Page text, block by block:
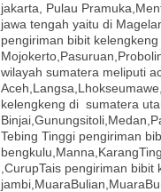
jakarta, Pulau
jawa tengah yaitu di
pengiriman bibit
wilayah sumatera meliputi
kelengkeng di sumatera
Tebing Tinggi pengiriman
,CurupTais pengiriman bibit